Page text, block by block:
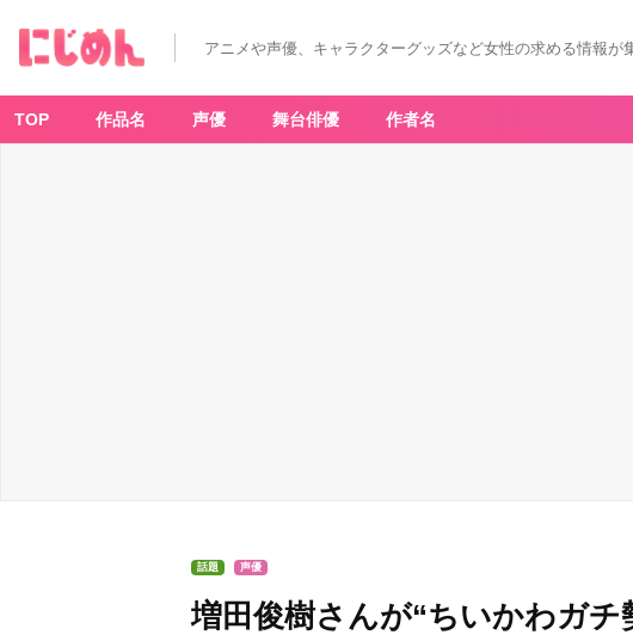
アニメや声優、キャラクターグッズなど女性の求める情報が
TOP 作品名 声優 舞台俳優 作者名
話題 声優
増田俊樹さんが“ちいかわガ